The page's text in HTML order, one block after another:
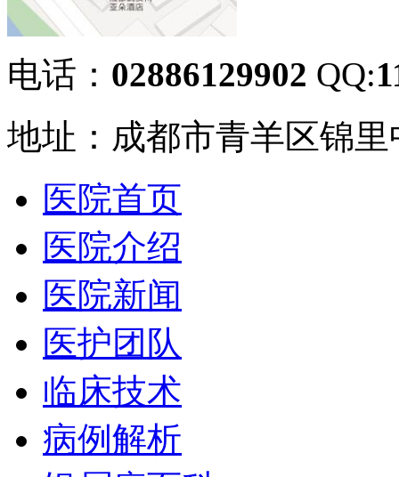
电话： 02886129902 QQ:
地址：成都市青羊区锦里
医院首页
医院介绍
医院新闻
医护团队
临床技术
病例解析